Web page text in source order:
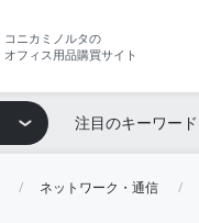
コニカミノルタの
オフィス用品購買サイト
注目のキーワード
ネットワーク・通信